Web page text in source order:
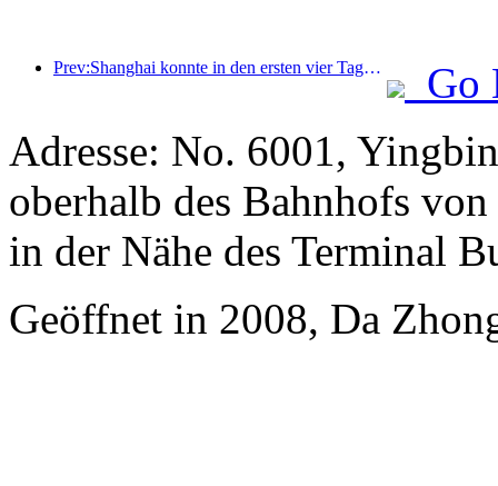
Prev:Shanghai konnte in den ersten vier Tagen des Mittherbstfestes und der Nationalfeiertage über 15,11 Millionen Besucher begrüßen, was einem Anstieg von über 20 % im Vergleich zum Vorjahr entspricht.
Go
Adresse: No. 6001,
oberhalb des Bahnhofs
in der Nähe des Terminal
Geöffnet in 2008, Da